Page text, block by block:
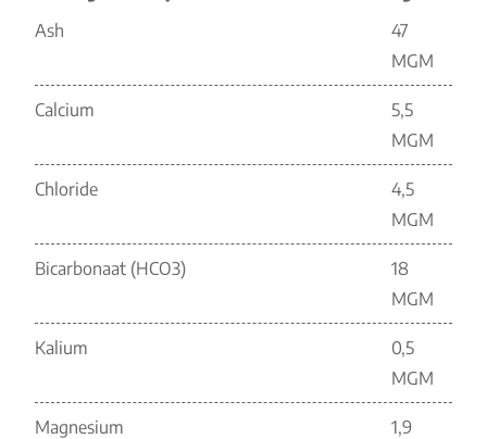
Ash
47
MGM
Calcium
5,5
MGM
Chloride
4,5
MGM
Bicarbonaat (HCO3)
18
MGM
Kalium
0,5
MGM
Magnesium
1,9